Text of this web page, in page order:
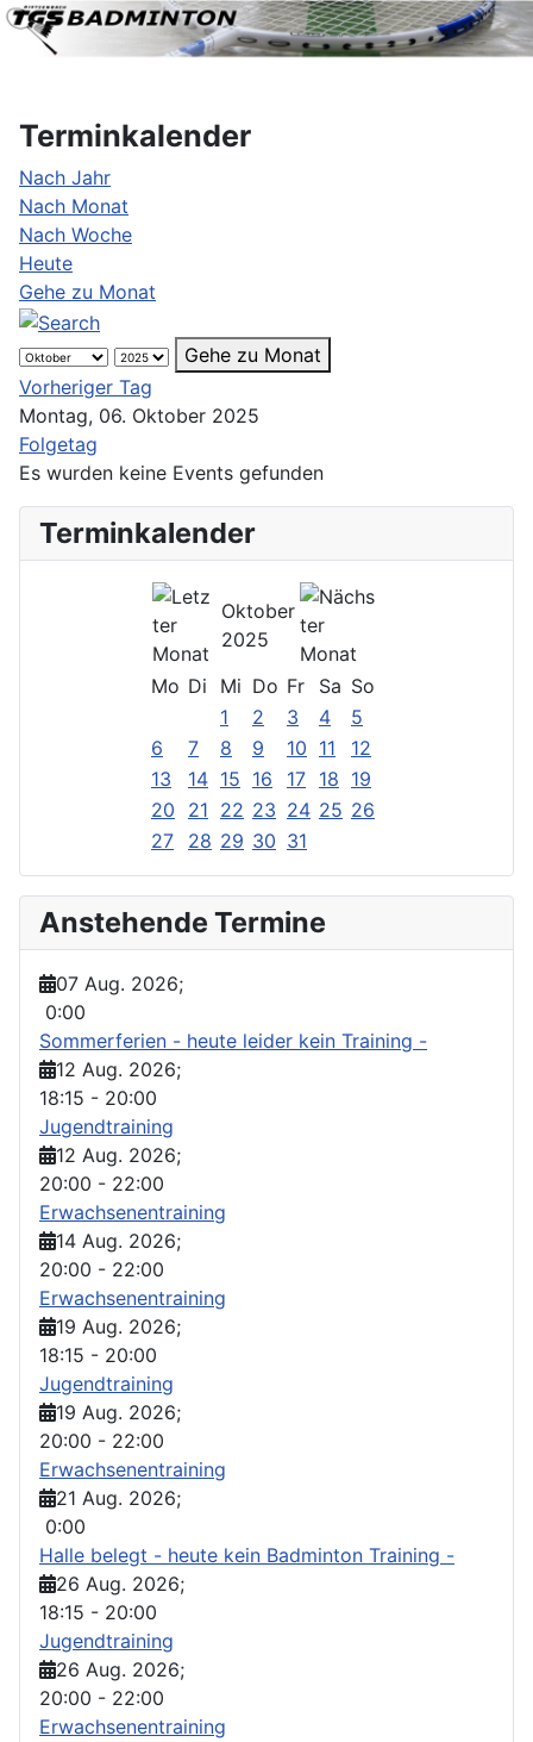
Terminkalender
Nach Jahr
Nach Monat
Nach Woche
Heute
Gehe zu Monat
Gehe zu Monat
Vorheriger Tag
Montag, 06. Oktober 2025
Folgetag
Es wurden keine Events gefunden
Terminkalender
Oktober
2025
Mo Di Mi Do Fr Sa So
1
2 3 4
5
6
7 8 9 10 11
12
13
14 15 16 17 18 19
20
21 22 23 24 25 26
27
28 29 30 31
Anstehende Termine
07 Aug. 2026;
0:00
Sommerferien - heute leider kein Training -
12 Aug. 2026;
18:15 - 20:00
Jugendtraining
12 Aug. 2026;
20:00 - 22:00
Erwachsenentraining
14 Aug. 2026;
20:00 - 22:00
Erwachsenentraining
19 Aug. 2026;
18:15 - 20:00
Jugendtraining
19 Aug. 2026;
20:00 - 22:00
Erwachsenentraining
21 Aug. 2026;
0:00
Halle belegt - heute kein Badminton Training -
26 Aug. 2026;
18:15 - 20:00
Jugendtraining
26 Aug. 2026;
20:00 - 22:00
Erwachsenentraining